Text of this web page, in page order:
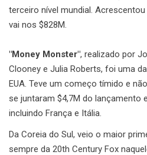
terceiro nível mundial.
vai nos $828M.
"Money Monster", realizado por
Clooney e Julia Roberts, foi uma
EUA. Teve um começo tímido e
se juntaram $4,7M do lançamento
incluindo França e Itália.
Da Coreia do Sul, veio o maior
sempre da 20th Century Fox